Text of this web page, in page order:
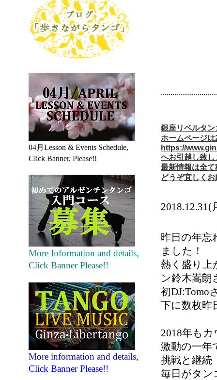
銀座リベルタ
ホームページ
https://
へお引越し致
最新情報は全
どうぞ宜しく
昨日の年忘
ました！
熱く盛り
ン鈴木嵩朗
初
下に数枚昨
2018年も
激動の一
挑戦と
毎日がタン
04月Lesson & Events Schedule,
Click Banner, Please!!
More Information and details,
Click Banner Please!!
More information and details,
Click Banner Please!!